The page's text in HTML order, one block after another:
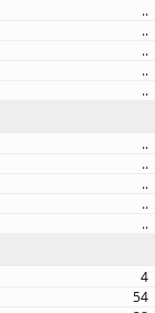
..
..
..
..
..
..
..
..
..
..
4
54